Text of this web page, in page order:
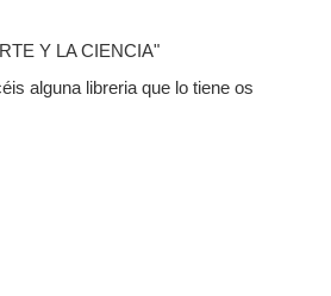
Y LA CIENCIA"
alguna libreria que lo tiene os